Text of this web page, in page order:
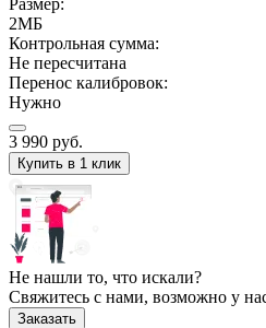
2МБ
Контрольная сумма:
Не пересчитана
Перенос калибровок:
Нужно
3 990 руб.
Купить в 1 клик
Не нашли то, что искали?
Свяжитесь с нами, возможно у
Заказать